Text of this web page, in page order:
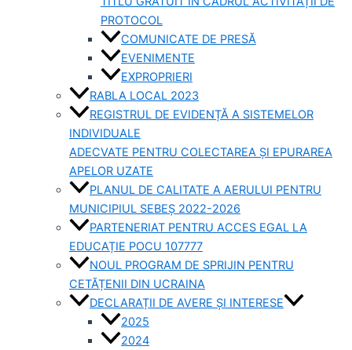
PROTOCOL
COMUNICATE DE PRESĂ
EVENIMENTE
EXPROPRIERI
RABLA LOCAL 2023
REGISTRUL DE EVIDENȚĂ A SISTEMELOR
INDIVIDUALE
ADECVATE PENTRU COLECTAREA ȘI EPURAREA
APELOR UZATE
PLANUL DE CALITATE A AERULUI PENTRU
MUNICIPIUL SEBEȘ 2022-2026
PARTENERIAT PENTRU ACCES EGAL LA
EDUCAȚIE POCU 107777
NOUL PROGRAM DE SPRIJIN PENTRU
CETĂȚENII DIN UCRAINA
DECLARAȚII DE AVERE ȘI INTERESE
2025
2024